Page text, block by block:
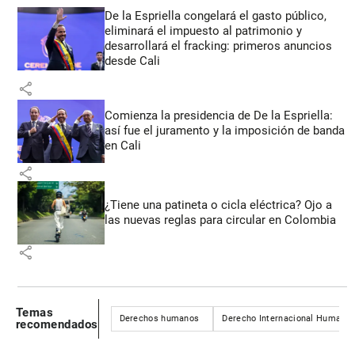
De la Espriella congelará el gasto público,
eliminará el impuesto al patrimonio y
desarrollará el fracking: primeros anuncios
desde Cali
share
Comienza la presidencia de De la Espriella:
así fue el juramento y la imposición de banda
en Cali
share
¿Tiene una patineta o cicla eléctrica? Ojo a
las nuevas reglas para circular en Colombia
share
Temas
recomendados
Derechos humanos Derecho Internacional